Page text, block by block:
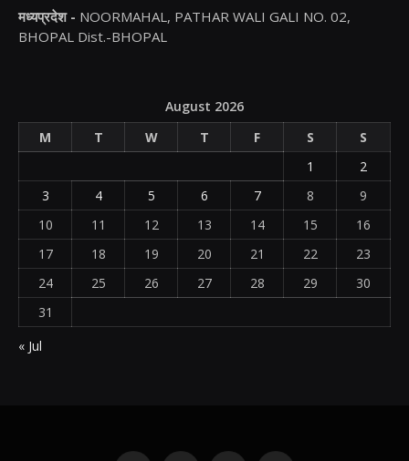
मध्यप्रदेश - NOORMAHAL, PATHAR WALI GALI NO. 02,
BHOPAL Dist.-BHOPAL
August 2026
M
T W T F S
S
1
2
3
4 5 6 7 8
9
10
11 12 13 14 15
16
17
18 19 20 21 22
23
24
25 26 27 28 29
30
31
« Jul